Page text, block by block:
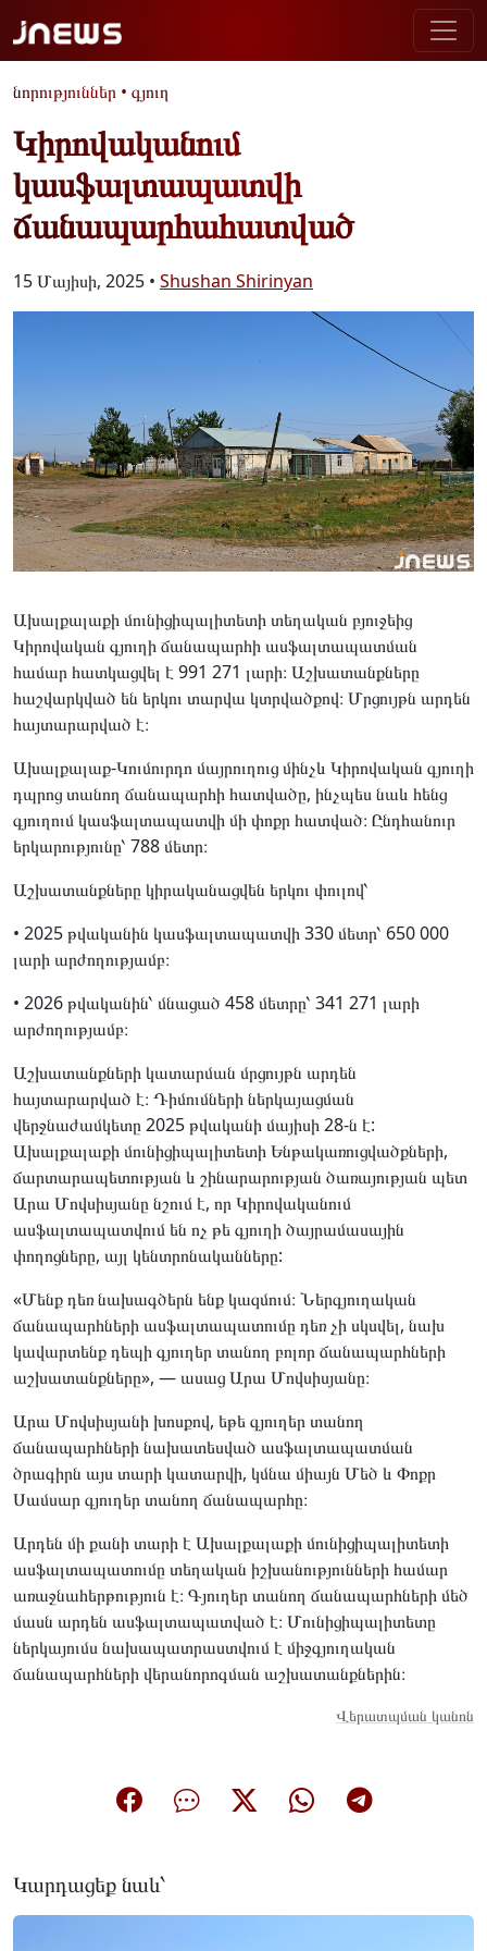
նորություններ • գյուղ
Կիրովականում
կասֆալտապատվի
ճանապարհահատված
15 Մայիսի, 2025 • Shushan Shirinyan
Ախալքալաքի մունիցիպալիտետի տեղական բյուջեից
Կիրովական գյուղի ճանապարհի ասֆալտապատման
համար հատկացվել է 991 271 լարի։ Աշխատանքները
հաշվարկված են երկու տարվա կտրվածքով։ Մրցույթն արդեն
հայտարարված է։
Ախալքալաք-Կումուրդո մայրուղուց մինչև Կիրովական գյուղի
դպրոց տանող ճանապարհի հատվածը, ինչպես նաև հենց
գյուղում կասֆալտապատվի մի փոքր հատված։ Ընդհանուր
երկարությունը՝ 788 մետր։
Աշխատանքները կիրականացվեն երկու փուլով՝
• 2025 թվականին կասֆալտապատվի 330 մետր՝ 650 000
լարի արժողությամբ։
• 2026 թվականին՝ մնացած 458 մետրը՝ 341 271 լարի
արժողությամբ։
Աշխատանքների կատարման մրցույթն արդեն
հայտարարված է։ Դիմումների ներկայացման
վերջնաժամկետը 2025 թվականի մայիսի 28-ն է:
Ախալքալաքի մունիցիպալիտետի Ենթակառուցվածքների,
ճարտարապետության և շինարարության ծառայության պետ
Արա Մովսիսյանը նշում է, որ Կիրովականում
ասֆալտապատվում են ոչ թե գյուղի ծայրամասային
փողոցները, այլ կենտրոնականները:
«Մենք դեռ նախագծերն ենք կազմում։ Ներգյուղական
ճանապարհների ասֆալտապատումը դեռ չի սկսվել, նախ
կավարտենք դեպի գյուղեր տանող բոլոր ճանապարհների
աշխատանքները», — ասաց Արա Մովսիսյանը։
Արա Մովսիսյանի խոսքով, եթե գյուղեր տանող
ճանապարհների նախատեսված ասֆալտապատման
ծրագիրն այս տարի կատարվի, կմնա միայն Մեծ և Փոքր
Սամսար գյուղեր տանող ճանապարհը։
Արդեն մի քանի տարի է Ախալքալաքի մունիցիպալիտետի
ասֆալտապատումը տեղական իշխանությունների համար
առաջնահերթություն է։ Գյուղեր տանող ճանապարհների մեծ
մասն արդեն ասֆալտապատված է։ Մունիցիպալիտետը
ներկայումս նախապատրաստվում է միջգյուղական
ճանապարհների վերանորոգման աշխատանքներին։
Վերատպման կանոն
Կարդացեք նաև՝